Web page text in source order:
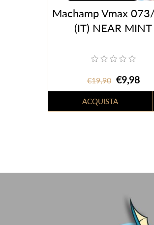
Machamp Vmax
(IT) NEAR MINT
€19,90 €9,98